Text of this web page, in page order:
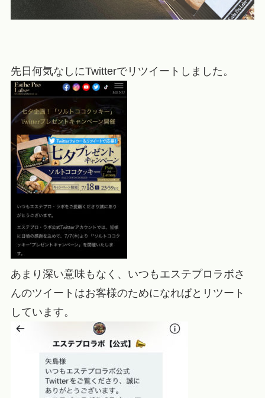
先日何気なしにTwitterでリツイートしました。
あまり深い意味もなく、いつもエステプロラボさ
んのツイートはお客様のためになればとリツート
しています。